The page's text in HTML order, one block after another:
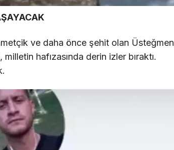
ve daha önce şehit olan Üsteğmen
hafızasında derin izler bıraktı.